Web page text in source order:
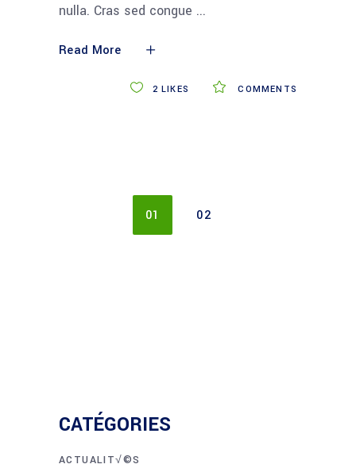
nulla. Cras sed congue
Read More
COMMENTS
2 LIKES
01 02
CATÉGORIES
ACTUALIT√©S